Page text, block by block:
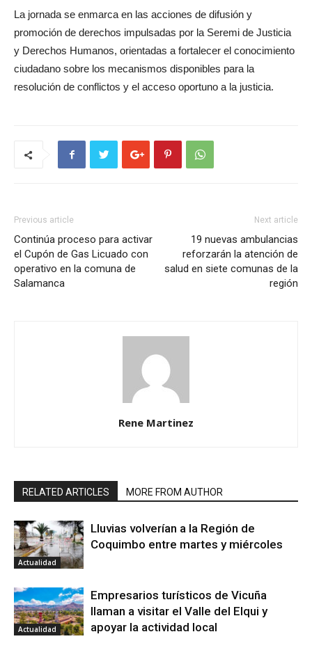
La jornada se enmarca en las acciones de difusión y
promoción de derechos impulsadas por la Seremi de Justicia
y Derechos Humanos, orientadas a fortalecer el conocimiento
ciudadano sobre los mecanismos disponibles para la
resolución de conflictos y el acceso oportuno a la justicia.
Previous article
Continúa proceso para activar
el Cupón de Gas Licuado con
operativo en la comuna de
Salamanca
Next article
19 nuevas ambulancias
reforzarán la atención de
salud en siete comunas de la
región
Rene Martinez
RELATED ARTICLES MORE FROM AUTHOR
Actualidad
Lluvias volverían a la Región de
Coquimbo entre martes y miércoles
Actualidad
Empresarios turísticos de Vicuña
llaman a visitar el Valle del Elqui y
apoyar la actividad local